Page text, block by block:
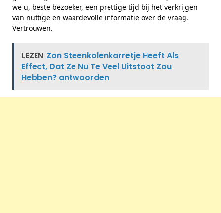
we u, beste bezoeker, een prettige tijd bij het verkrijgen
van nuttige en waardevolle informatie over de vraag.
Vertrouwen.
LEZEN Zon Steenkolenkarretje Heeft Als
Effect, Dat Ze Nu Te Veel Uitstoot Zou
Hebben? antwoorden